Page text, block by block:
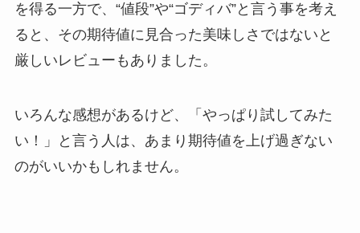
を得る一方で、“値段”や“ゴディバ”と言う事を考え
ると、その期待値に見合った美味しさではないと
厳しいレビューもありました。
いろんな感想があるけど、「やっぱり試してみた
い！」と言う人は、あまり期待値を上げ過ぎない
のがいいかもしれません。